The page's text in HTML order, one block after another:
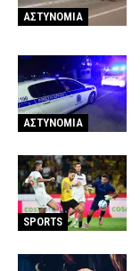
ΑΣΤΥΝΟΜΙΑ
ΑΣΤΥΝΟΜΙΑ
SPORTS